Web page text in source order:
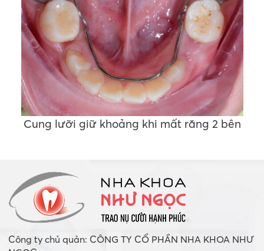
Cung lưỡi giữ khoảng khi mất răng 2 bên
Công ty chủ quản: CÔNG TY CỔ PHẦN NHA KHOA NHƯ